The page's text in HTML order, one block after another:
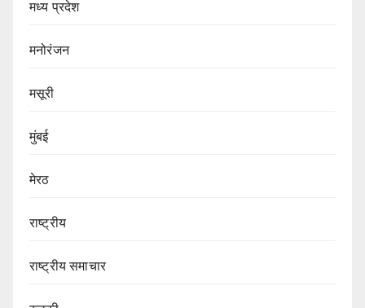
मध्य प्रदेश
मनोरंजन
मसूरी
मुंबई
मेरठ
राष्ट्रीय
राष्ट्रीय समाचार